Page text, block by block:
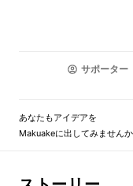
サポーター
あなたもアイデアを
Makuakeに出してみませんか